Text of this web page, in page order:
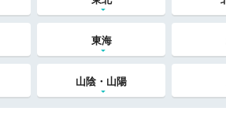
東海
山陰・山陽